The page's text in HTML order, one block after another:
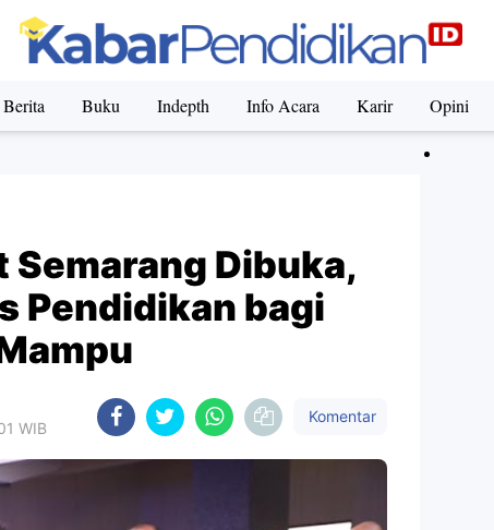
Berita Buku Indepth Info Acara Karir Opini
Semarang Dibuka,
Pendidikan bagi
WIB
Komentar